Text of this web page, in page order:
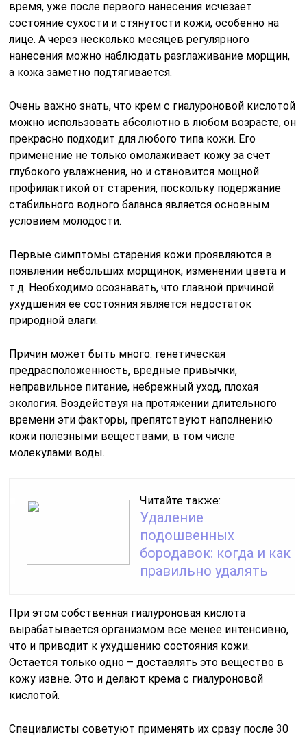
время, уже после первого нанесения исчезает
состояние сухости и стянутости кожи, особенно на
лице. А через несколько месяцев регулярного
нанесения можно наблюдать разглаживание морщин,
а кожа заметно подтягивается.
Очень важно знать, что крем с гиалуроновой кислотой
можно использовать абсолютно в любом возрасте, он
прекрасно подходит для любого типа кожи. Его
применение не только омолаживает кожу за счет
глубокого увлажнения, но и становится мощной
профилактикой от старения, поскольку подержание
стабильного водного баланса является основным
условием молодости.
Первые симптомы старения кожи проявляются в
появлении небольших морщинок, изменении цвета и
т.д. Необходимо осознавать, что главной причиной
ухудшения ее состояния является недостаток
природной влаги.
Причин может быть много: генетическая
предрасположенность, вредные привычки,
неправильное питание, небрежный уход, плохая
экология. Воздействуя на протяжении длительного
времени эти факторы, препятствуют наполнению
кожи полезными веществами, в том числе
молекулами воды.
Читайте также:
Удаление
подошвенных
бородавок: когда и как
правильно удалять
При этом собственная гиалуроновая кислота
вырабатывается организмом все менее интенсивно,
что и приводит к ухудшению состояния кожи.
Остается только одно – доставлять это вещество в
кожу извне. Это и делают крема с гиалуроновой
кислотой.
Специалисты советуют применять их сразу после 30